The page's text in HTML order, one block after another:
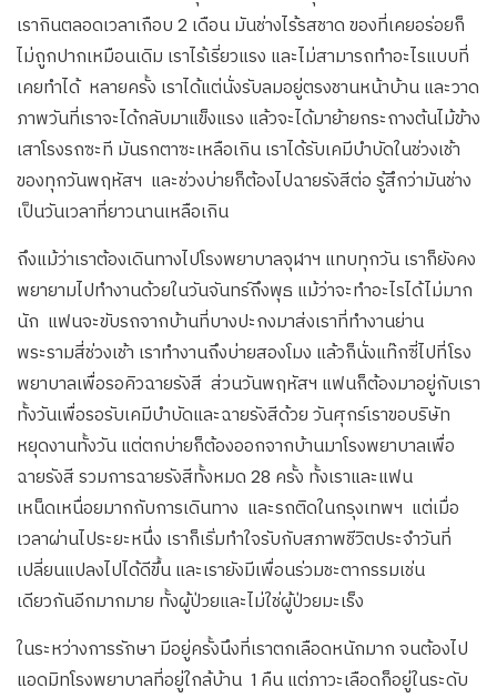
เรากินตลอดเวลาเกือบ 2 เดือน มันช่างไร้รสชาด ของที่เคยอร่อยก็
ไม่ถูกปากเหมือนเดิม เราไร้เรี่ยวแรง และไม่สามารถทำอะไรแบบที่
เคยทำได้ หลายครั้ง เราได้แต่นั่งรับลมอยู่ตรงชานหน้าบ้าน และวาด
ภาพวันที่เราจะได้กลับมาแข็งแรง แล้วจะได้มาย้ายกระถางต้นไม้ข้าง
เสาโรงรถซะที มันรกตาซะเหลือเกิน เราได้รับเคมีบำบัดในช่วงเช้า
ของทุกวันพฤหัสฯ และช่วงบ่ายก็ต้องไปฉายรังสีต่อ รู้สึกว่ามันช่าง
เป็นวันเวลาที่ยาวนานเหลือเกิน
ถึงแม้ว่าเราต้องเดินทางไปโรงพยาบาลจุฬาฯ แทบทุกวัน เราก็ยังคง
พยายามไปทำงานด้วยในวันจันทร์ถึงพุธ แม้ว่าจะทำอะไรได้ไม่มาก
นัก แฟนจะขับรถจากบ้านที่บางปะกงมาส่งเราที่ทำงานย่าน
พระรามสี่ช่วงเช้า เราทำงานถึงบ่ายสองโมง แล้วก็นั่งแท๊กซี่ไปที่โรง
พยาบาลเพื่อรอคิวฉายรังสี ส่วนวันพฤหัสฯ แฟนก็ต้องมาอยู่กับเรา
ทั้งวันเพื่อรอรับเคมีบำบัดและฉายรังสีด้วย วันศุกร์เราขอบริษัท
หยุดงานทั้งวัน แต่ตกบ่ายก็ต้องออกจากบ้านมาโรงพยาบาลเพื่อ
ฉายรังสี รวมการฉายรังสีทั้งหมด 28 ครั้ง ทั้งเราและแฟน
เหน็ดเหนื่อยมากกับการเดินทาง และรถติดในกรุงเทพฯ แต่เมื่อ
เวลาผ่านไประยะหนึ่ง เราก็เริ่มทำใจรับกับสภาพชีวิตประจำวันที่
เปลี่ยนแปลงไปได้ดีขึ้น และเรายังมีเพื่อนร่วมชะตากรรมเช่น
เดียวกันอีกมากมาย ทั้งผู้ป่วยและไม่ใช่ผู้ป่วยมะเร็ง
ในระหว่างการรักษา มีอยู่ครั้งนึงที่เราตกเลือดหนักมาก จนต้องไป
แอดมิทโรงพยาบาลที่อยู่ใกล้บ้าน 1 คืน แต่ภาวะเลือดก็อยู่ในระดับ